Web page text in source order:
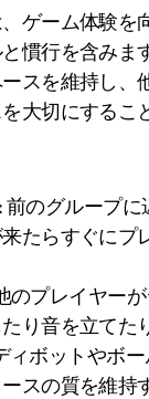
ゲーム体験を
慣行を含みま
スを維持し、
大切にするこ
前のグループ
たらすぐにプ
のプレイヤー
り音を立てた
ィボットやボ
スの質を維持